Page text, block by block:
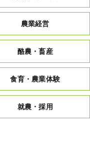
農業経営
酪農・畜産
食育・農業体験
就農・採用